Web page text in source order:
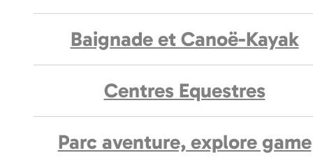
Baignade et Canoë-Kayak
Centres Equestres
Parc aventure, explore game